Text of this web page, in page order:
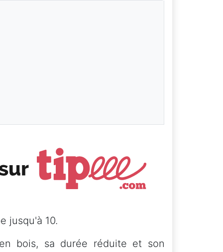
jusqu'à 10.
bois, sa durée réduite et son